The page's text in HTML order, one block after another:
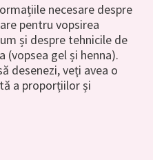
necesare despre
pentru vopsirea
și despre tehnicile de
(vopsea gel și henna).
desenezi, veți avea o
a proporțiilor și